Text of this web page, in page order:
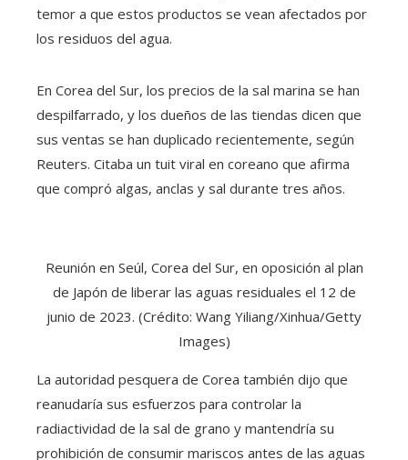
temor a que estos productos se vean afectados por
los residuos del agua.
En Corea del Sur, los precios de la sal marina se han
despilfarrado, y los dueños de las tiendas dicen que
sus ventas se han duplicado recientemente, según
Reuters. Citaba un tuit viral en coreano que afirma
que compró algas, anclas y sal durante tres años.
Reunión en Seúl, Corea del Sur, en oposición al plan
de Japón de liberar las aguas residuales el 12 de
junio de 2023. (Crédito: Wang Yiliang/Xinhua/Getty
Images)
La autoridad pesquera de Corea también dijo que
reanudaría sus esfuerzos para controlar la
radiactividad de la sal de grano y mantendría su
prohibición de consumir mariscos antes de las aguas